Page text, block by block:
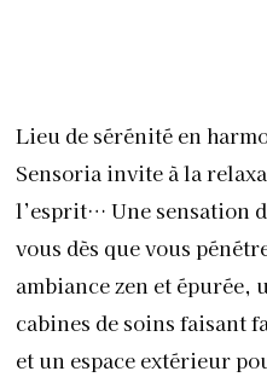
L’expérience de lâcher
se décline en des
dans un cadre
cures détox permettant
ressourcement, et un
du corps et de l’âme. Ce